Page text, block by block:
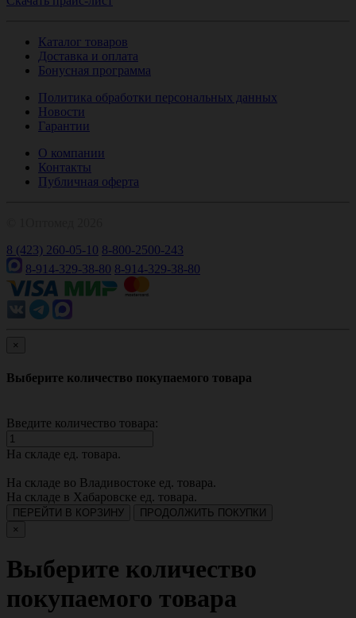
Каталог товаров
Доставка и оплата
Бонусная программа
Политика обработки персональных данных
Новости
Гарантии
О компании
Контакты
Публичная оферта
8 (423) 260-05-10 8-800-2500-243
8-914-329-38-80 8-914-329-38-80
×
Выберите количество покупаемого товара
Введите количество товара:
На складе ед. товара.
На складе во Владивостоке ед. товара.
На складе в Хабаровске ед. товара.
ПЕРЕЙТИ В КОРЗИНУ
ПРОДОЛЖИТЬ ПОКУПКИ
×
Выберите количество
покупаемого товара